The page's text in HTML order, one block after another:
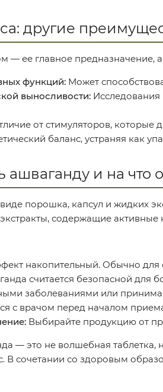
другие
— ее главное
функций: Может
выносливости: Исследования
от стимуляторов, которые
баланс, устраняя как
ашваганду и на что
порошка, капсул и жидких
содержащие
накопительный. Обычно для
считается безопасной
заболеваниями или
с врачом перед началом
Выбирайте продукцию от
— это не волшебная
В сочетании со здоровым